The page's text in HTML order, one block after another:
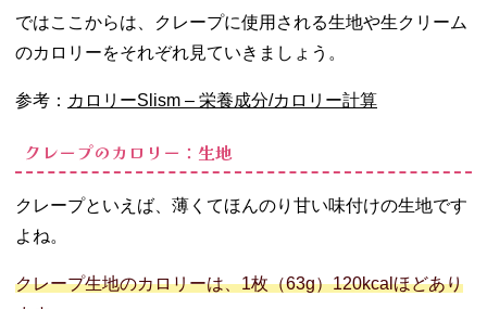
− 惣菜系ク
レープはマ
ヨとチーズ
− 食事とし
07. 簡単！低カロ
シピ
の作り方
ではここからは、クレープに使用される生地や生クリーム
のカロリーをそれぞれ見ていきましょう。
参考： カロリーSlism – 栄養成分/カロリー計算
クレープのカロリー：生地
クレープといえば、薄くてほんのり甘い味付けの生地です
よね。
クレープ生地のカロリーは、1枚（63g）120kcalほどあり